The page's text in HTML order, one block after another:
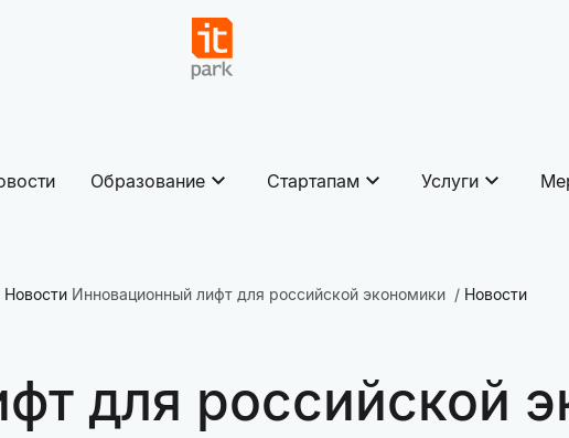
Образование Стартапам Услуги
Новости Инновационный лифт для российской экономики Новости
для российской